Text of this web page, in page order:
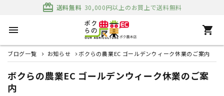
card_giftcard 送料無料 30,000円以上のお買上で送料無料
menu shopping_cart
ブログ一覧 お知らせ ボクらの農業EC ゴールデンウィーク休業のご案内
ボクらの農業EC ゴールデンウィーク休業のご案
内